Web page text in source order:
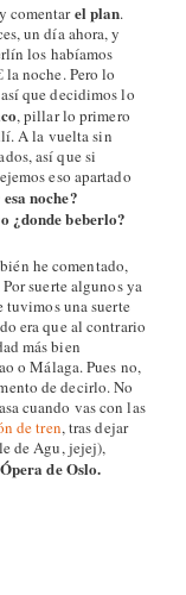
comentarel plan.
un día ahora, y
los habíamos
noche. Pero lo
que decidimos lo
, pillar lo primero
A la vuelta sin
así que si
eso apartado
noche?
¿donde beberlo?
he comentado,
suerte algunos ya
tuvimos una suerte
era que al contrario
más bien
o Málaga. Pues no,
de decirlo. No
cuando vas con las
de tren, tras dejar
de Agu, jejej),
de Oslo.